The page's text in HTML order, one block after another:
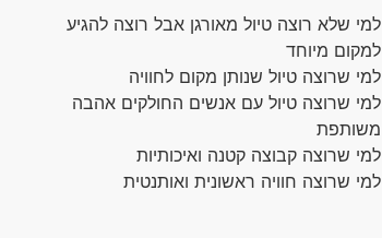
למי שלא רוצה טיול מאורגן אבל רוצה להגיע
למקום מיוחד
למי שרוצה טיול שנותן מקום לחוויה
למי שרוצה טיול עם אנשים החולקים אהבה
משותפת
למי שרוצה קבוצה קטנה ואיכותיות
למי שרוצה חוויה ראשונית ואותנטית